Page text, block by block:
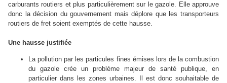
carburants routiers et plus particulièrement sur le gazole. Elle approuve
donc la décision du gouvernement mais déplore que les transporteurs
routiers de fret soient exemptés de cette hausse.
Une hausse justifiée
La pollution par les particules fines émises lors de la combustion
du gazole crée un problème majeur de santé publique, en
particulier dans les zones urbaines. Il est donc souhaitable de